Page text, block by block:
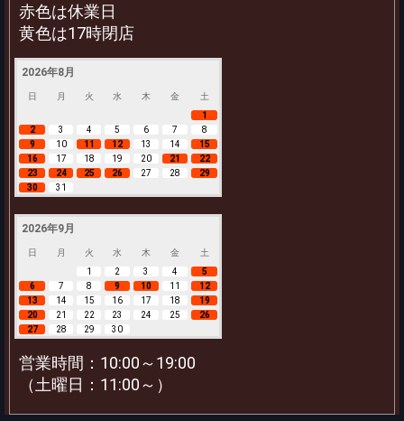
赤色は休業日
黄色は17時閉店
2026年8月
日 月 火 水 木 金
土
1
2
3 4 5 6 7
8
9
10 11 12 13 14
15
16
17 18 19 20 21
22
23
24 25 26 27 28
29
30
31
2026年9月
日 月 火 水 木 金
土
1
2 3 4
5
6
7 8 9 10 11
12
13
14 15 16 17 18
19
20
21 22 23 24 25
26
27
28 29 30
営業時間：10:00～19:00
（土曜日：11:00～）